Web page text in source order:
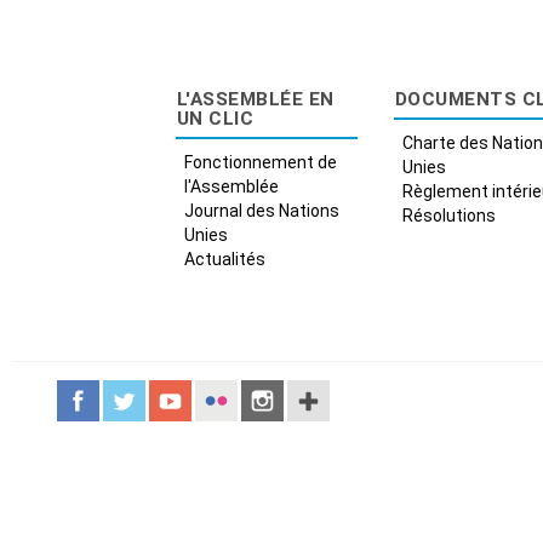
L'ASSEMBLÉE EN
UN CLIC
Fonctionnement de
l'Assemblée
Journal des Nations
Unies
Actualités
DOCUMENTS
Charte des
Unies
Règlement
Résolutions